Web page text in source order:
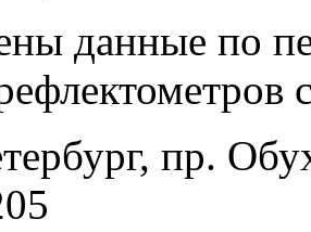
данные по
пр.